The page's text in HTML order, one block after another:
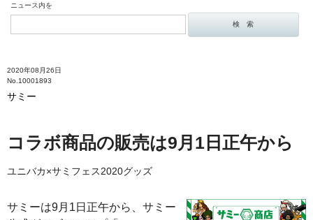
ニュース内を
2020年08月26日
No.10001893
サミー
コラボ商品の販売は9月1日正午から
ユニバカ×サミフェス2020グッズ
サミーは9月1日正午から、サミー